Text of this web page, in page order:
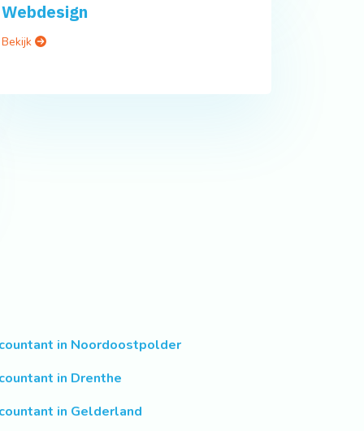
Webdesign
Bekijk
in Noordoostpolder
in Drenthe
in Gelderland